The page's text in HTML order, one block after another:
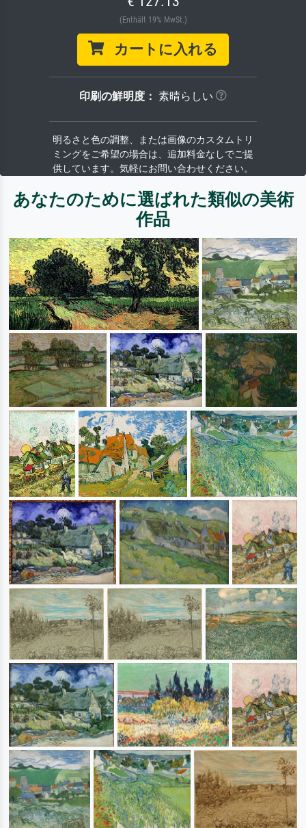
(Enthält 19% MwSt.)
カートに入れる
印刷の鮮明度： 素晴らしい
明るさと色の調整、または画像のカスタムトリ
ミングをご希望の場合は、追加料金なしでご提
供しています。気軽にお問い合わせください。
あなたのために選ばれた類似の美術
作品